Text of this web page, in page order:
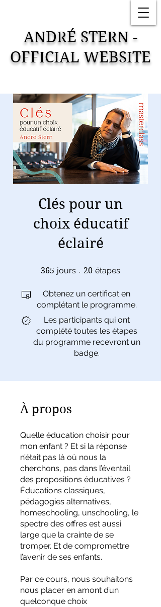
ANDRÉ STERN -
OFFICIAL WEBSITE
Clés pour un
choix éducatif
éclairé
365 jours 365 jours
20 étapes
Obtenez un certificat en
complétant le programme.
Les participants qui ont
complété toutes les étapes
du programme recevront un
badge.
À propos
Quelle éducation choisir pour
mon enfant ? Et si la réponse
n’était pas là où nous la
cherchons, pas dans l’éventail
des propositions éducatives ?
Éducations classiques,
pédagogies alternatives,
homeschooling, unschooling, le
spectre des offres est aussi
large que la crainte de se
tromper. Et de compromettre
l’avenir de ses enfants.
Par ce cours, nous souhaitons
nous placer en amont d’un
quelconque choix